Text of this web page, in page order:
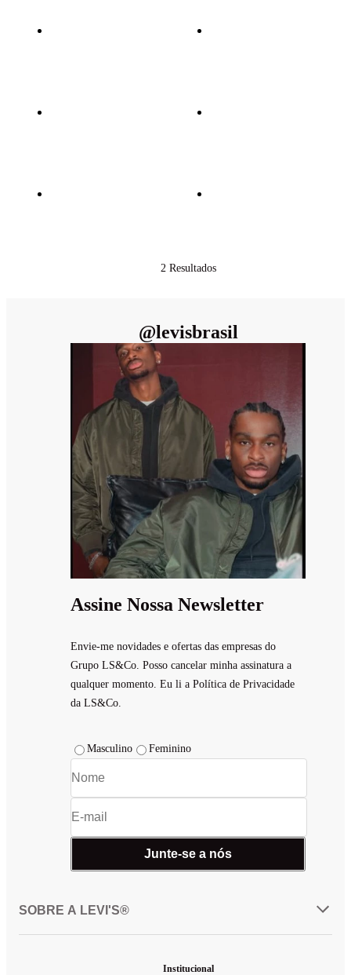
2 Resultados
@levisbrasil
Assine Nossa Newsletter
Envie-me novidades e ofertas das empresas do
Grupo LS&Co. Posso cancelar minha assinatura a
qualquer momento. Eu li a Política de Privacidade
da LS&Co.
Masculino Feminino
Junte-se a nós
SOBRE A LEVI'S®
Institucional